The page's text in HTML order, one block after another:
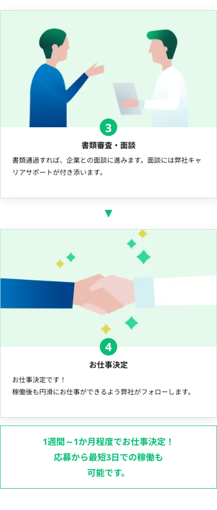
3
書類審査・面談
書類通過すれば、企業との面談に進みます。面談には弊社キャ
リアサポートが付き添います。
4
お仕事決定
お仕事決定です！
稼働後も円滑にお仕事ができるよう弊社がフォローします。
1週間～1か月程度でお仕事決定！
応募から最短3日での稼働も
可能です。